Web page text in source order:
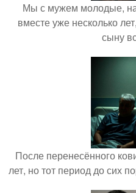
Мы с мужем молодые,
вместе уже несколько
сыну
После перенесённого
лет, но тот период до сих